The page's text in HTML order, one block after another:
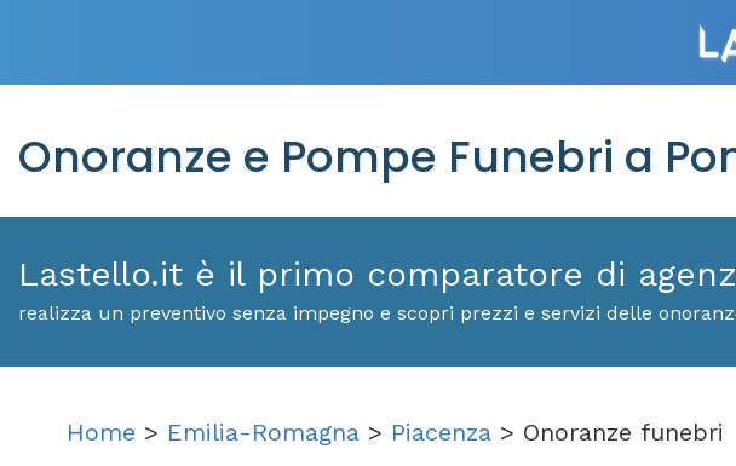
Onoranze e Pompe Funebri a
Lastello.it è il primo comparatore di
realizza un preventivo senza impegno e scopri prezzi e servizi delle
Home > Emilia-Romagna > Piacenza > Onoranze funebri